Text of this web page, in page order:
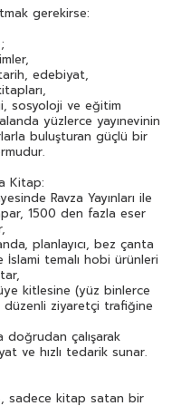
gerekirse:
edebiyat,
sosyoloji ve eğitim
yüzlerce yayınevinin
buluşturan güçlü bir
Kitap:
Ravza Yayınları ile
1500 den fazla eser
planlayıcı, bez çanta
İslami temalı hobi ürünleri
kitlesine (yüz binlerce
düzenli ziyaretçi trafiğine
doğrudan çalışarak
ve hızlı tedarik sunar.
sadece kitap satan bir